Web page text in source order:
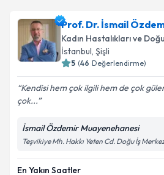
Prof. Dr. İsmail
Kadın Hastalıkları ve
İstanbul, Şişli
5 (46 Değerlendirme)
Kendisi hem çok ilgili hem de çok
çok...
İsmail Özdemir Muayenehanesi
Teşvikiye Mh. Hakkı Yeten Cd. Doğu İş
En Yakın Saatler